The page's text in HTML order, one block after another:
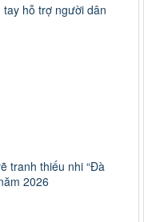
hỗ trợ người dân
tranh thiếu nhi “Đà
2026